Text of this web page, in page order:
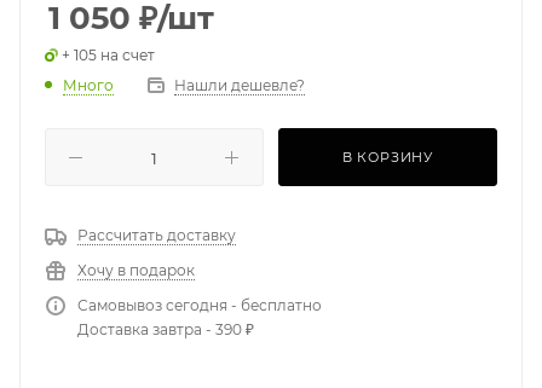
1 050 ₽/шт
+ 105 на счет
Много
Нашли дешевле?
В КОРЗИНУ
Рассчитать доставку
Хочу в подарок
Самовывоз сегодня - бесплатно
Доставка завтра - 390 ₽